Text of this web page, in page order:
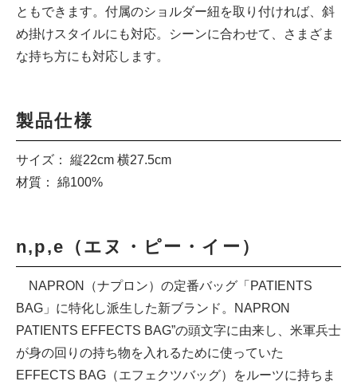
ともできます。付属のショルダー紐を取り付ければ、斜
め掛けスタイルにも対応。シーンに合わせて、さまざま
な持ち方にも対応します。
製品仕様
サイズ： 縦22cm 横27.5cm
材質： 綿100%
n,p,e（エヌ・ピー・イー）
NAPRON（ナプロン）の定番バッグ「PATIENTS
BAG」に特化し派生した新ブランド。NAPRON
PATIENTS EFFECTS BAG”の頭文字に由来し、米軍兵士
が身の回りの持ち物を入れるために使っていた
EFFECTS BAG（エフェクツバッグ）をルーツに持ちま